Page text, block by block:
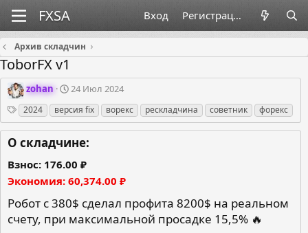
Вход Регистрация
Архив складчин
ToborFX v1
О
г
а
н
и
з
т
о
zohan
Д
т
а
с
о
з
а
н
и
я
24 Июл 2024
Теги
2024 версия fix ворекс рескладчина советник форекс
О складчине:
Взнос 176.00 ₽
Экономия 60,374.00 ₽
Робот с 380$ сделал профита 8200$ на реальном
счету, при максимальной просадке 15,5% 🔥